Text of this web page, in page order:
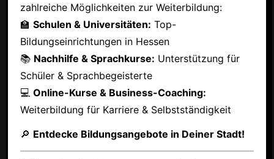
zahlreiche Möglichkeiten zur Weiterbildung:
🏫 Schulen & Universitäten: Top-
Bildungseinrichtungen in Hessen
📚 Nachhilfe & Sprachkurse: Unterstützung für
Schüler & Sprachbegeisterte
💻 Online-Kurse & Business-Coaching:
Weiterbildung für Karriere & Selbstständigkeit
🔎 Entdecke Bildungsangebote in Deiner Stadt!